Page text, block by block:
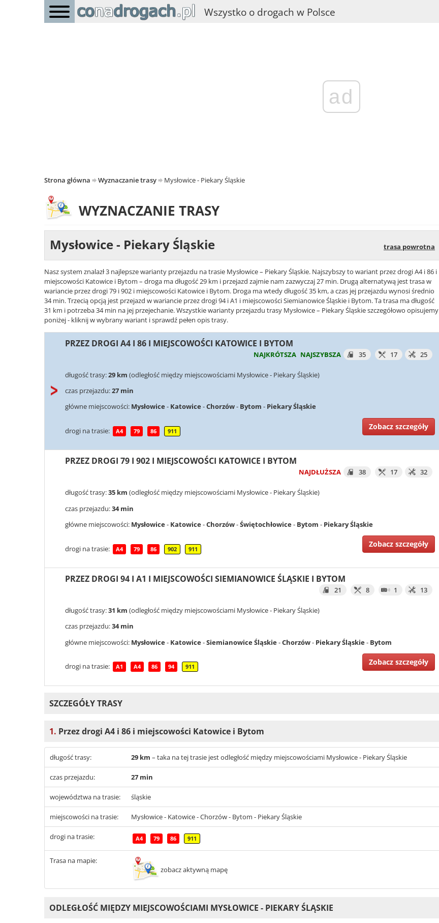
Wszystko o drogach w Polsce
ad
Strona główna Wyznaczanie trasy Mysłowice - Piekary Śląskie
WYZNACZANIE TRASY
Mysłowice - Piekary Śląskie trasa powrotna
Nasz system znalazł 3 najlepsze warianty przejazdu na trasie Mysłowice – Piekary Śląskie. Najszybszy to wariant przez drogi A4 i 86 i
miejscowości Katowice i Bytom – droga ma długość 29 km i przejazd zajmie nam zazwyczaj 27 min. Drugą alternatywą jest trasa w
wariancie przez drogi 79 i 902 i miejscowości Katowice i Bytom. Droga ma wtedy długość 35 km, a czas jej przejazdu wynosi średnio
34 min. Trzecią opcją jest przejazd w wariancie przez drogi 94 i A1 i miejscowości Siemianowice Śląskie i Bytom. Ta trasa ma długość
31 km i potrzeba 34 min na jej przejechanie. Wszystkie warianty przejazdu trasy Mysłowice – Piekary Śląskie szczegółowo opisujemy
poniżej - kliknij w wybrany wariant i sprawdź pełen opis trasy.
PRZEZ DROGI A4 I 86 I MIEJSCOWOŚCI KATOWICE I BYTOM
NAJKRÓTSZA NAJSZYBSZA 35 17 25
długość trasy:29 km (odległość między miejscowościami Mysłowice - Piekary Śląskie)
czas przejazdu:27 min
główne miejscowości: Mysłowice - Katowice -Chorzów- Bytom - Piekary Śląskie
drogi na trasie: A4 79 86 911
Zobacz szczegóły
PRZEZ DROGI 79 I 902 I MIEJSCOWOŚCI KATOWICE I BYTOM
NAJDŁUŻSZA 38 17 32
długość trasy:35 km (odległość między miejscowościami Mysłowice - Piekary Śląskie)
czas przejazdu:34 min
główne miejscowości: Mysłowice- Katowice-Chorzów-Świętochłowice- Bytom - Piekary Śląskie
drogi na trasie: A4 79 86 902 911
Zobacz szczegóły
PRZEZ DROGI 94 I A1 I MIEJSCOWOŚCI SIEMIANOWICE ŚLĄSKIE I BYTOM
21 8 1 13
długość trasy:31 km (odległość między miejscowościami Mysłowice - Piekary Śląskie)
czas przejazdu:34 min
główne miejscowości: Mysłowice- Katowice-Siemianowice Śląskie-Chorzów- Piekary Śląskie- Bytom
drogi na trasie: A1 A4 86 94 911
Zobacz szczegóły
SZCZEGÓŁY TRASY
1. Przez drogi A4 i 86 i miejscowości Katowice i Bytom
długość trasy: 29 km – taka na tej trasie jest odległość między miejscowościami Mysłowice - Piekary Śląskie
czas przejazdu: 27 min
województwa na trasie: śląskie
miejscowości na trasie: Mysłowice - Katowice - Chorzów - Bytom - Piekary Śląskie
drogi na trasie: A4 79 86 911
Trasa na mapie:
zobacz aktywną mapę
ODLEGŁOŚĆ MIĘDZY MIEJSCOWOŚCIAMI MYSŁOWICE - PIEKARY ŚLĄSKIE